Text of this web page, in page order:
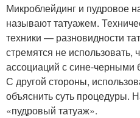
Микроблейдинг и пудровое
называют татуажем.
техники — разновидности
стремятся не использовать,
ассоциаций с сине-черными
С другой стороны,
объяснить суть процедуры.
«пудровый татуаж».